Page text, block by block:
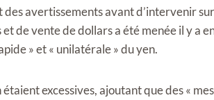
avertissements avant d’intervenir
de vente de dollars a été menée il y a
» et « unilatérale » du yen.
excessives, ajoutant que des «